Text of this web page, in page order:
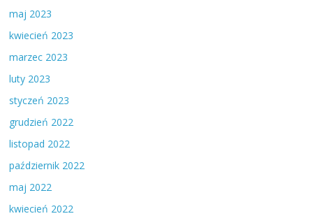
maj 2023
kwiecień 2023
marzec 2023
luty 2023
styczeń 2023
grudzień 2022
listopad 2022
październik 2022
maj 2022
kwiecień 2022